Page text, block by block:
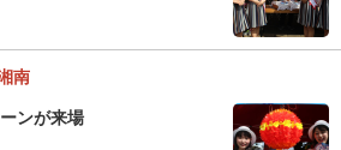
南
ンが来場